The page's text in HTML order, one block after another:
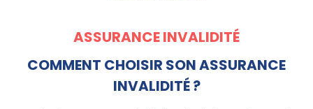
ASSURANCE INVALIDITÉ
COMMENT CHOISIR SON ASSURANCE
INVALIDITÉ ?